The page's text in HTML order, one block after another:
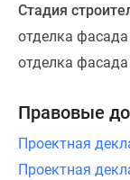
домах
расположится
592
резидентов
будет
поддерживать
Стадия
отделка фасада
отделка фасада
Правовые
Проектная
Проектная